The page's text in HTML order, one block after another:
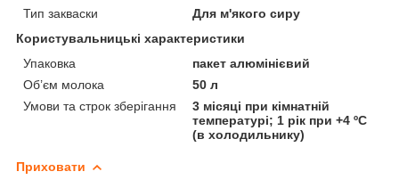
Тип закваски
Для м'якого сиру
Користувальницькі характеристики
Упаковка
пакет алюмінієвий
Об’єм молока
50 л
Умови та строк зберігання
3 місяці при кімнатній
температурі; 1 рік при +4 ºС
(в холодильнику)
Приховати